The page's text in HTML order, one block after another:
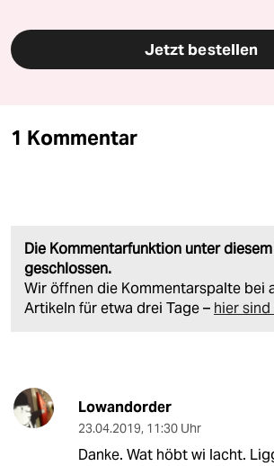
Jetzt bestellen
1 Kommentar
Die Kommentarfunktion unter
geschlossen.
Wir öffnen die Kommentarspalte bei
Artikeln für etwa drei Tage – hier sind
Lowandorder
23.04.2019, 11:30 Uhr
Danke. Wat höbt wi lacht.